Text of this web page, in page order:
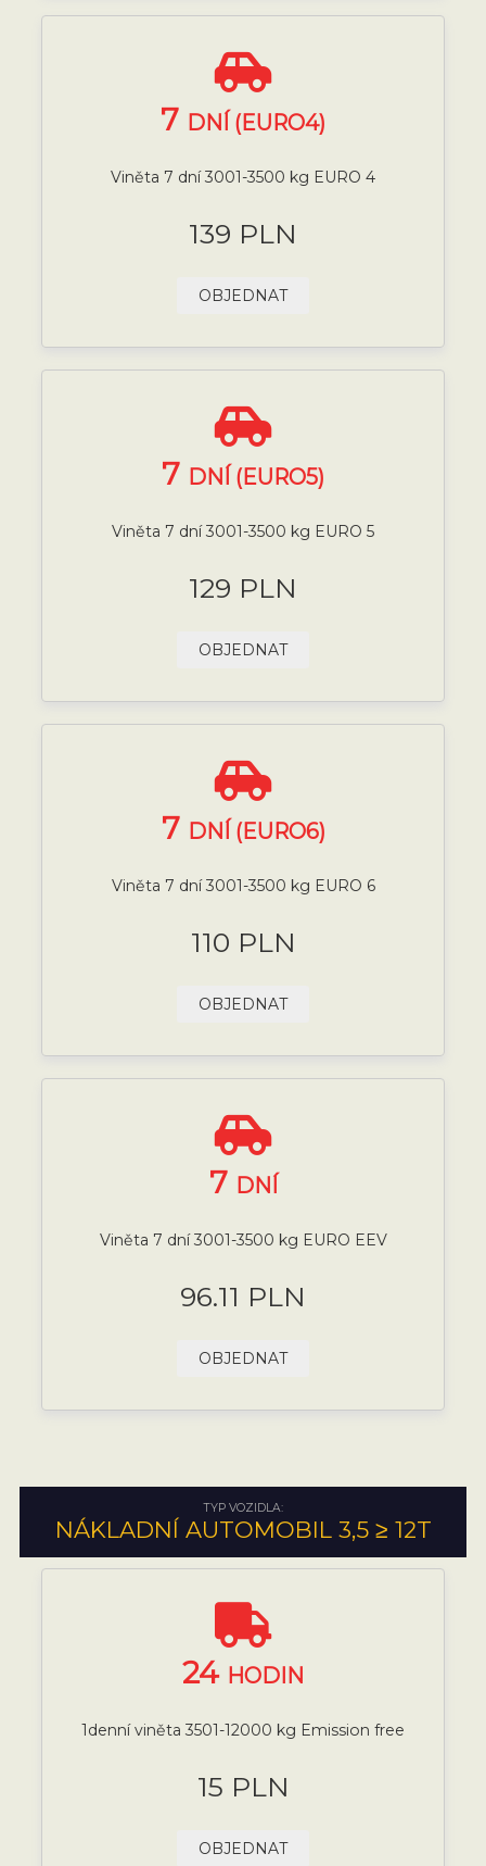
7 DNÍ (EURO4)
Viněta 7 dní 3001-3500 kg EURO 4
139 PLN
OBJEDNAT
7 DNÍ (EURO5)
Viněta 7 dní 3001-3500 kg EURO 5
129 PLN
OBJEDNAT
7 DNÍ (EURO6)
Viněta 7 dní 3001-3500 kg EURO 6
110 PLN
OBJEDNAT
7 DNÍ
Viněta 7 dní 3001-3500 kg EURO EEV
96.11 PLN
OBJEDNAT
TYP VOZIDLA:
NÁKLADNÍ AUTOMOBIL 3,5 ≥ 12T
24 HODIN
1denní viněta 3501-12000 kg Emission free
15 PLN
OBJEDNAT